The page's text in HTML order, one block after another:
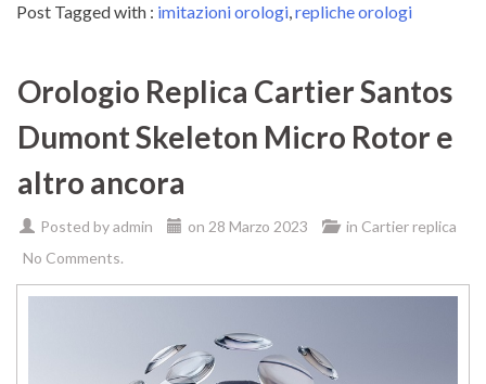
Post Tagged with : imitazioni orologi,repliche orologi
Orologio Replica Cartier Santos
Dumont Skeleton Micro Rotor e
altro ancora
Posted byadmin on 28 Marzo 2023 in Cartier replica
No Comments.